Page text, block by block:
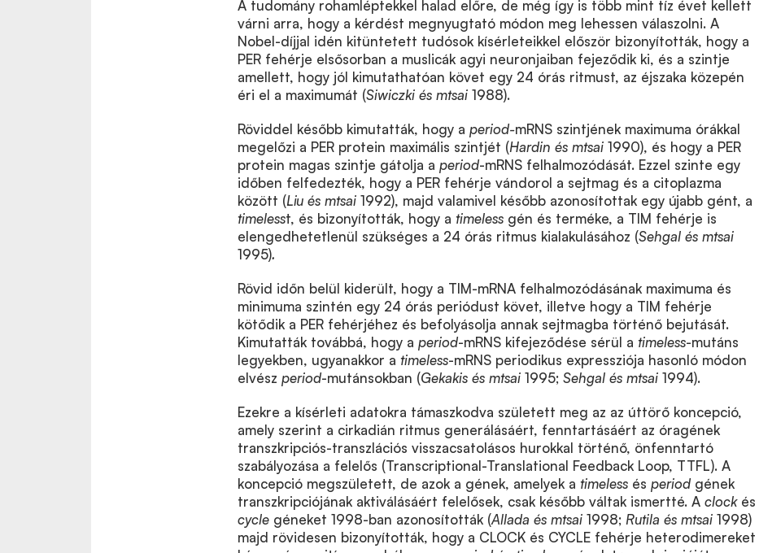
A tudomány rohamléptekkel halad előre, de még így is több mint tíz évet kellett
várni arra, hogy a kérdést megnyugtató módon meg lehessen válaszolni. A
Nobel-díjjal idén kitüntetett tudósok kísérleteikkel először bizonyították, hogy a
PER fehérje elsősorban a muslicák agyi neuronjaiban fejeződik ki, és a szintje
amellett, hogy jól kimutathatóan követ egy 24 órás ritmust, az éjszaka közepén
éri el a maximumát (Siwiczki és mtsai 1988).
Röviddel később kimutatták, hogy a period-mRNS szintjének maximuma órákkal
megelőzi a PER protein maximális szintjét (Hardin és mtsai 1990), és hogy a PER
protein magas szintje gátolja a period-mRNS felhalmozódását. Ezzel szinte egy
időben felfedezték, hogy a PER fehérje vándorol a sejtmag és a citoplazma
között (Liu és mtsai 1992), majd valamivel később azonosítottak egy újabb gént, a
timelesst, és bizonyították, hogy a timeless gén és terméke, a TIM fehérje is
elengedhetetlenül szükséges a 24 órás ritmus kialakulásához (Sehgal és mtsai
1995).
Rövid időn belül kiderült, hogy a TIM-mRNA felhalmozódásának maximuma és
minimuma szintén egy 24 órás periódust követ, illetve hogy a TIM fehérje
kötődik a PER fehérjéhez és befolyásolja annak sejtmagba történő bejutását.
Kimutatták továbbá, hogy a period-mRNS kifejeződése sérül a timeless-mutáns
legyekben, ugyanakkor a timeless-mRNS periodikus expressziója hasonló módon
elvész period-mutánsokban (Gekakis és mtsai 1995; Sehgal és mtsai 1994).
Ezekre a kísérleti adatokra támaszkodva született meg az az úttörő koncepció,
amely szerint a cirkadián ritmus generálásáért, fenntartásáért az óragének
transzkripciós-transzlációs visszacsatolásos hurokkal történő, önfenntartó
szabályozása a felelős (Transcriptional-Translational Feedback Loop, TTFL). A
koncepció megszületett, de azok a gének, amelyek a timeless és period gének
transzkripciójának aktiválásáért felelősek, csak később váltak ismertté. A clockés
cycle géneket 1998-ban azonosították (Allada és mtsai 1998; Rutila és mtsai 1998)
majd rövidesen bizonyították, hogy a CLOCK és CYCLE fehérje heterodimereket